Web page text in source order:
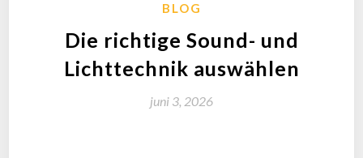
BLOG
Die richtige Sound- und
Lichttechnik auswählen
juni 3, 2026